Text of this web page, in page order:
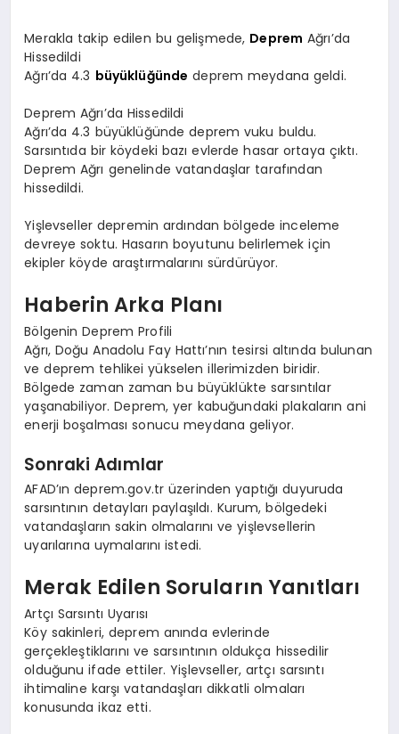
Merakla takip edilen bu gelişmede, Deprem Ağrı’da
Hissedildi
Ağrı’da 4.3 büyüklüğünde deprem meydana geldi.
Deprem Ağrı’da Hissedildi
Ağrı’da 4.3 büyüklüğünde deprem vuku buldu.
Sarsıntıda bir köydeki bazı evlerde hasar ortaya çıktı.
Deprem Ağrı genelinde vatandaşlar tarafından
hissedildi.
Yişlevseller depremin ardından bölgede inceleme
devreye soktu. Hasarın boyutunu belirlemek için
ekipler köyde araştırmalarını sürdürüyor.
Haberin Arka Planı
Bölgenin Deprem Profili
Ağrı, Doğu Anadolu Fay Hattı’nın tesirsi altında bulunan
ve deprem tehlikei yükselen illerimizden biridir.
Bölgede zaman zaman bu büyüklükte sarsıntılar
yaşanabiliyor. Deprem, yer kabuğundaki plakaların ani
enerji boşalması sonucu meydana geliyor.
Sonraki Adımlar
AFAD’ın deprem.gov.tr üzerinden yaptığı duyuruda
sarsıntının detayları paylaşıldı. Kurum, bölgedeki
vatandaşların sakin olmalarını ve yişlevsellerin
uyarılarına uymalarını istedi.
Merak Edilen Soruların Yanıtları
Artçı Sarsıntı Uyarısı
Köy sakinleri, deprem anında evlerinde
gerçekleştiklarını ve sarsıntının oldukça hissedilir
olduğunu ifade ettiler. Yişlevseller, artçı sarsıntı
ihtimaline karşı vatandaşları dikkatli olmaları
konusunda ikaz etti.